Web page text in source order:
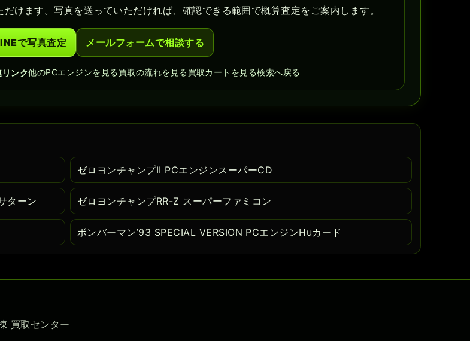
だけます。写真を送っていただければ、確認できる範囲で概算査定をご案内します。
で写真査定 メールフォームで相談する
リンク他のPCエンジンを見る買取の流れを見る買取カートを見る検索へ戻る
ゼロヨンチャンプII PCエンジンスーパーCD
ターン ゼロヨンチャンプRR-Z スーパーファミコン
ボンバーマン’93 SPECIAL VERSION PCエンジンHuカード
買取センター